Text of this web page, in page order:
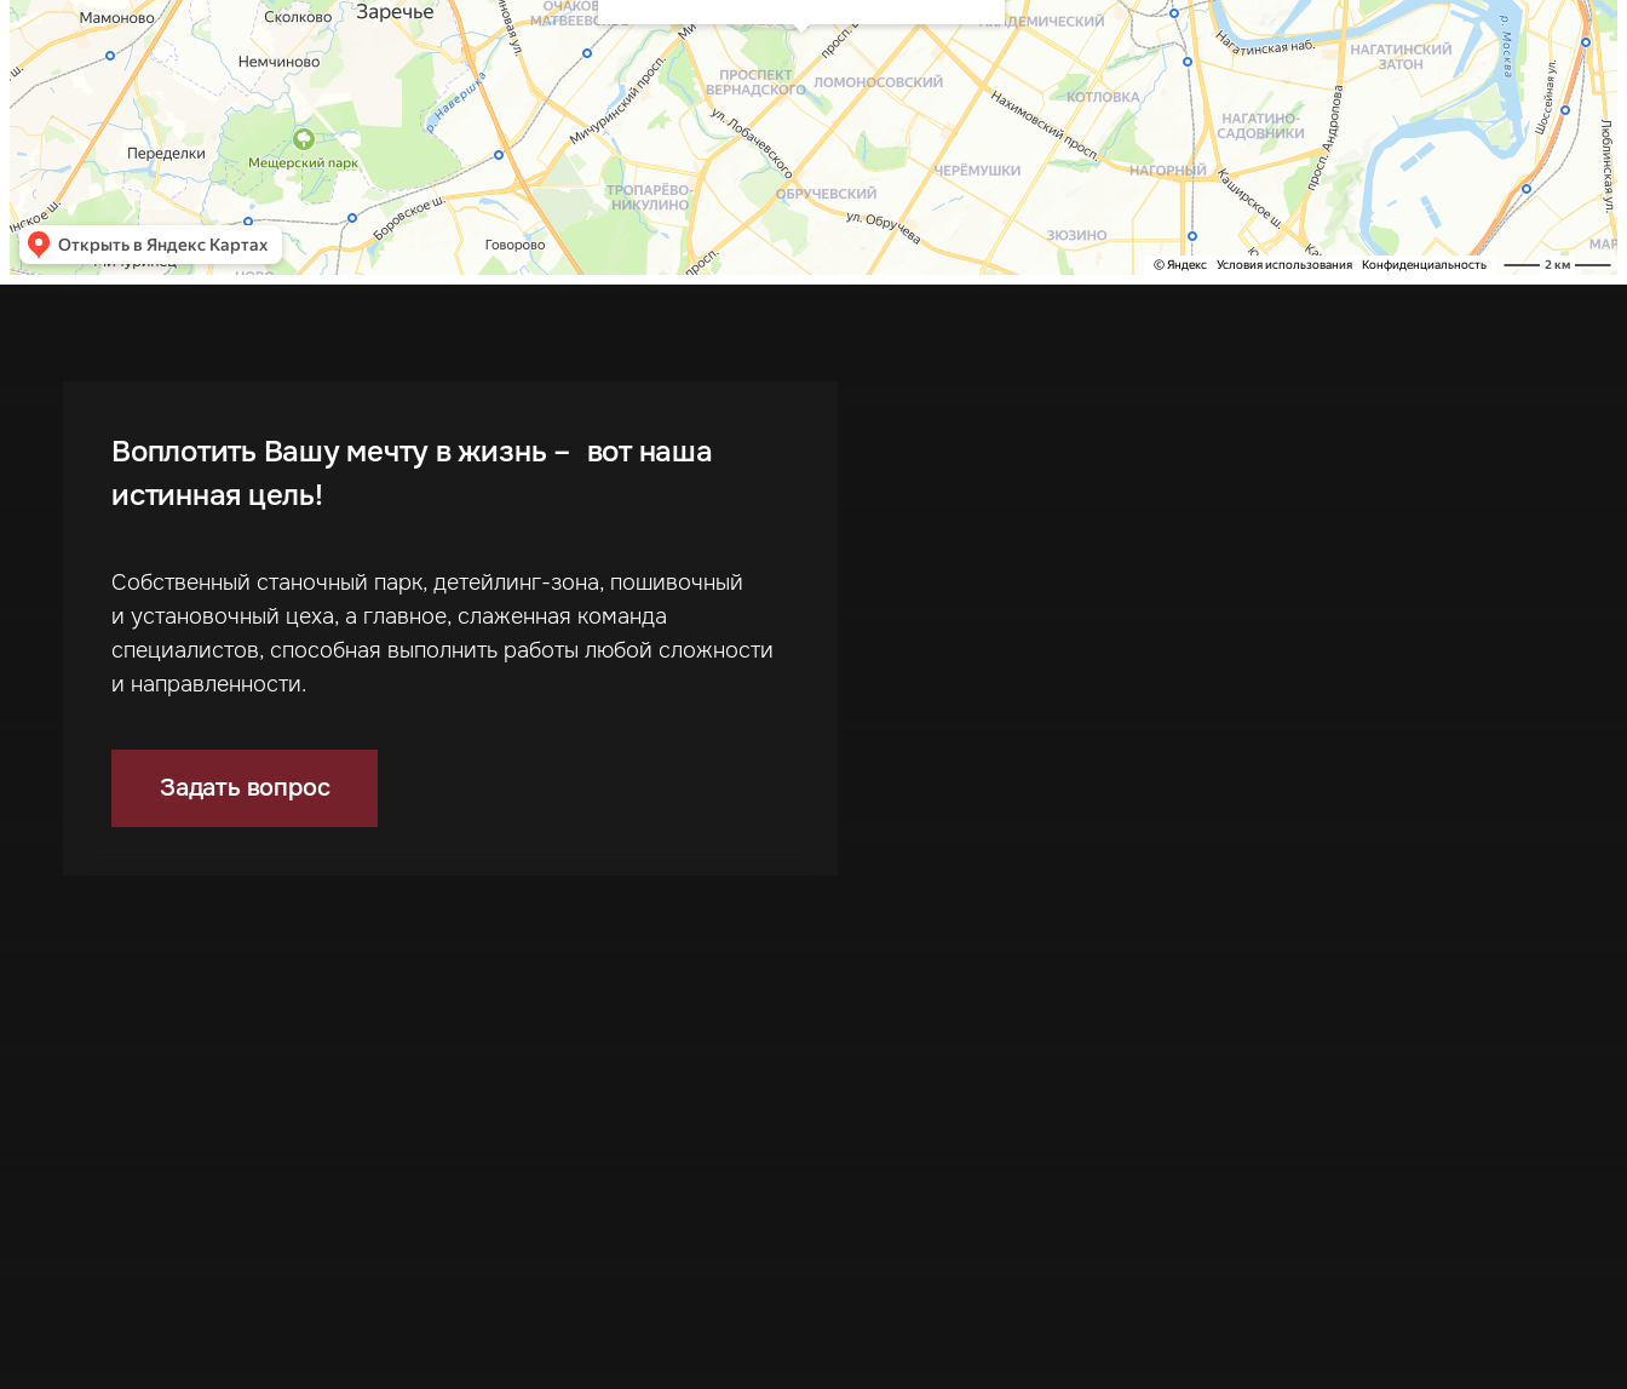
Воплотить Вашу мечту в жизнь – вот наша
истинная цель!
Собственный станочный парк, детейлинг-зона, пошивочный
и установочный цеха, а главное, слаженная команда
специалистов, способная выполнить работы любой сложности
и направленности.
Задать вопрос